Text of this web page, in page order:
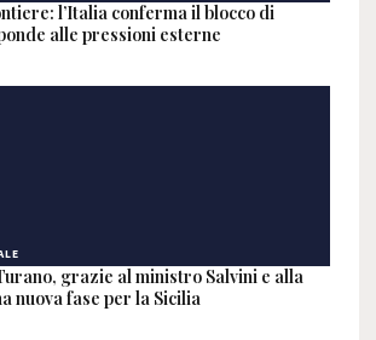
l’Italia conferma il blocco di
alle pressioni esterne
grazie al ministro Salvini e alla
nuova fase per la Sicilia